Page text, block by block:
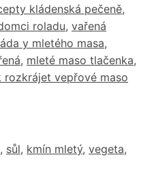
kládenská pečeně,
roladu, vařená
y mletého masa,
, mleté maso tlačenka,
rozkrájet vepřové maso
, sůl, kmín mletý, vegeta,